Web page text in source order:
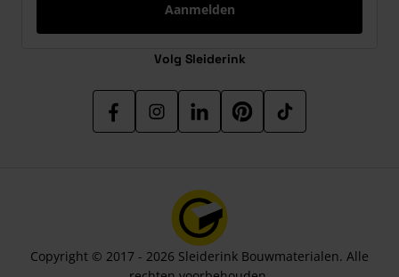
Aanmelden
Volg Sleiderink
Copyright © 2017 - 2026 Sleiderink Bouwmaterialen. Alle